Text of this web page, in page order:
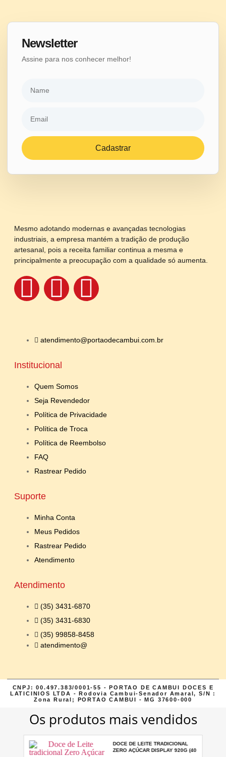
Newsletter
Assine para nos conhecer melhor!
Cadastrar
Mesmo adotando modernas e avançadas tecnologias
industriais, a empresa mantém a tradição de produção
artesanal, pois a receita familiar continua a mesma e
principalmente a preocupação com a qualidade só aumenta.
atendimento@portaodecambui.com.br
Institucional
Quem Somos
Seja Revendedor
Política de Privacidade
Política de Troca
Política de Reembolso
FAQ
Rastrear Pedido
Suporte
Minha Conta
Meus Pedidos
Rastrear Pedido
Atendimento
Atendimento
(35) 3431-6870
(35) 3431-6830
(35) 99858-8458
atendimento@
CNPJ: 00.497.383/0001-55 - PORTAO DE CAMBUI DOCES E
LATICINIOS LTDA - Rodovia Cambui-Senador Amaral, S/N :
Zona Rural; PORTAO CAMBUI - MG 37600-000